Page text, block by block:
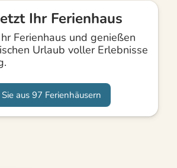
Ihr Ferienhaus
Ferienhaus und genießen
Urlaub voller Erlebnisse
aus 97 Ferienhäusern